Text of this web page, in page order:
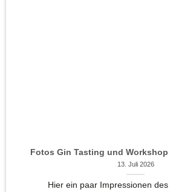
Fotos Gin Tasting und
13. Juli 2026
Hier ein paar Impressionen